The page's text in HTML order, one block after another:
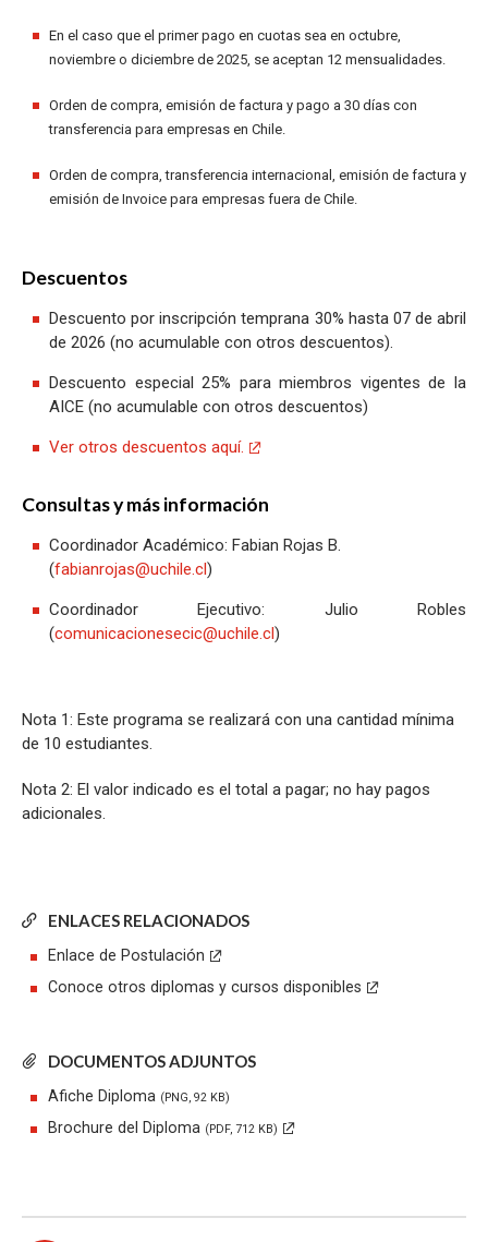
ENLACES RELACIONADOS
Enlace de Postulación
Conoce otros diplomas y cursos disponibles
DOCUMENTOS ADJUNTOS
Afiche Diploma (PNG, 92 KB)
Brochure del Diploma (PDF, 712 KB)
En el caso que el primer pago en cuotas sea en octubre,
noviembre o diciembre de 2025, se aceptan 12 mensualidades.
Orden de compra, emisión de factura y pago a 30 días con
transferencia para empresas en Chile.
Orden de compra, transferencia internacional, emisión de factura y
emisión de Invoice para empresas fuera de Chile.
Descuentos
Descuento por inscripción temprana 30% hasta 07 de abril
de 2026 (no acumulable con otros descuentos).
Descuento especial 25% para miembros vigentes de la
AICE (no acumulable con otros descuentos)
Ver otros descuentos aquí.
Consultas y más información
Coordinador Académico: Fabian Rojas B.
(fabianrojas@uchile.cl)
Coordinador Ejecutivo: Julio Robles
(comunicacionesecic@uchile.cl)
Nota 1: Este programa se realizará con una cantidad mínima
de 10 estudiantes.
Nota 2: El valor indicado es el total a pagar; no hay pagos
adicionales.